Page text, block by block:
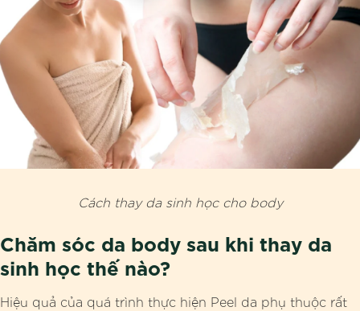
Cách thay da sinh học cho body
Chăm sóc da body sau khi thay da
sinh học thế nào?
Hiệu quả của quá trình thực hiện Peel da phụ thuộc rất